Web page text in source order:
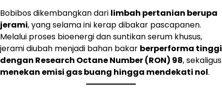
Bobibos dikembangkan dari limbah pertanian berupa
jerami, yang selama ini kerap dibakar pascapanen.
Melalui proses bioenergi dan suntikan serum khusus,
jerami diubah menjadi bahan bakar berperforma tinggi
dengan Research Octane Number (RON) 98, sekaligus
menekan emisi gas buang hingga mendekati nol.